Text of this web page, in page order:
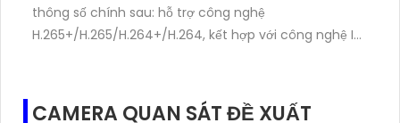
thông số chính sau: hỗ trợ công nghệ
H.265+/H.265/H.264+/H.264, kết hợp với công nghệ IP
trang bị quan trọng của sản phẩm này. Switch này
CAMERA QUAN SÁT ĐỀ XUẤT